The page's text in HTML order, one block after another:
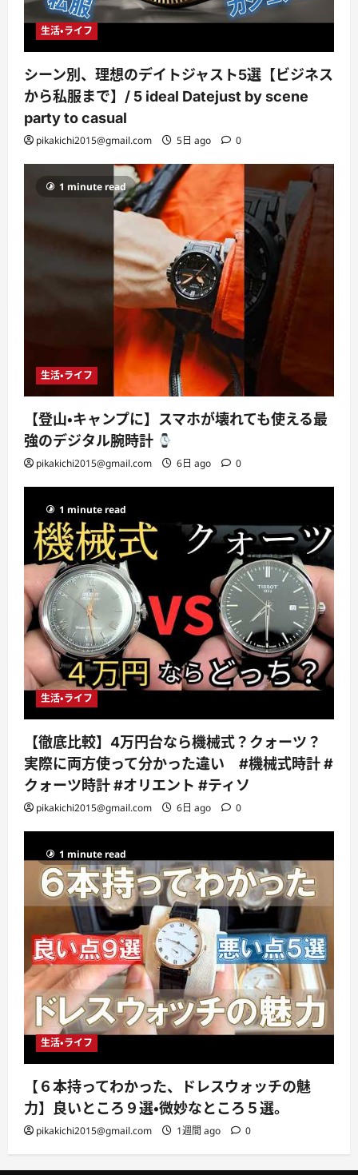
生活・ライフ
シーン別、理想のデイトジャスト5選【ビジネス
から私服まで】/ 5 ideal Datejust by scene
party to casual
pikakichi2015@gmail.com 5日 ago 0
1 minute read
生活・ライフ
【登山・キャンプに】スマホが壊れても使える最
強のデジタル腕時計
pikakichi2015@gmail.com 6日 ago 0
1 minute read
生活・ライフ
【徹底比較】4万円台なら機械式？クォーツ？
実際に両方使って分かった違い #機械式時計 #
クォーツ時計 #オリエント #ティソ
pikakichi2015@gmail.com 6日 ago 0
1 minute read
生活・ライフ
【６本持ってわかった、ドレスウォッチの魅
力】良いところ９選・微妙なところ５選。
pikakichi2015@gmail.com 1週間 ago 0